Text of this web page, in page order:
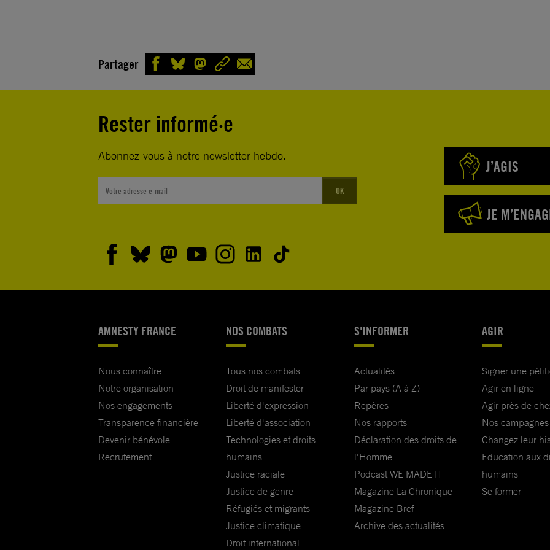
Partager
Rester informé·e
Abonnez-vous à notre newsletter hebdo.
OK
J’AGIS
JE
AMNESTY FRANCE
Nous connaître
Notre organisation
Nos engagements
Transparence financière
Devenir bénévole
Recrutement
NOS COMBATS
Tous nos combats
Droit de manifester
Liberté d'expression
Liberté d'association
Technologies et droits
humains
Justice raciale
Justice de genre
Réfugiés et migrants
Justice climatique
Droit international
S'INFORMER
Actualités
Par pays (A à Z)
Repères
Nos rapports
Déclaration des droits de
l'Homme
Podcast WE MADE IT
Magazine La Chronique
Magazine Bref
Archive des actualités
AGIR
Signer une
Agir en ligne
Agir près de
Nos campagnes
Changez leur
Education aux
humains
Se former